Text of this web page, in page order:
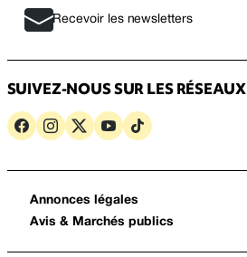
Recevoir les newsletters
SUIVEZ-NOUS SUR LES RÉSEAUX
Annonces légales
Avis & Marchés publics